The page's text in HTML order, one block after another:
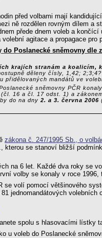
před volbami mají
ně rozdělen rovným dílem a
přede dnem voleb a
volební agitace a propagace
Poslanecké sněmovny dle
krajích stranám a koalicím,
děleny čísly, 1,42;
přidělovaných mandátů ve
sněmovny PČR
16 a čl. 17 odst. 1) a
do na dny 2. a 3. června 2006
zákona č. 247/1995 Sb., o
kterou se stanoví bližší
na 6 let. Každé dva roky se
volby se konaly v roce
se volí pomocí většinového
jednomandátových volebních
spolu s hlasovacími lístky
u voleb do Poslanecké